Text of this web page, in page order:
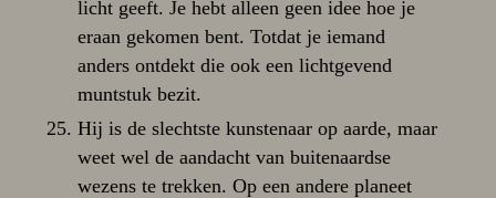
licht geeft. Je hebt alleen geen idee hoe je
eraan gekomen bent. Totdat je iemand
anders ontdekt die ook een lichtgevend
muntstuk bezit.
Hij is de slechtste kunstenaar op aarde, maar
weet wel de aandacht van buitenaardse
wezens te trekken. Op een andere planeet